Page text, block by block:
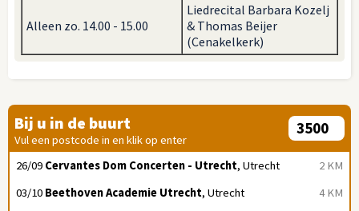
Alleen zo. 14.00 - 15.00
Liedrecital Barbara Kozelj
& Thomas Beijer
(Cenakelkerk)
Bij u in de buurt
Vul een postcode in en klik op enter
2 KM
26/09 Cervantes Dom Concerten - Utrecht, Utrecht
4 KM
03/10 Beethoven Academie Utrecht, Utrecht